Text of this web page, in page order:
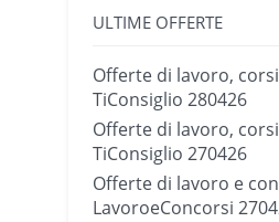
ULTIME OFFERTE
Offerte di lavoro,
TiConsiglio 280426
Offerte di lavoro,
TiConsiglio 270426
Offerte di lavoro e
LavoroeConcorsi